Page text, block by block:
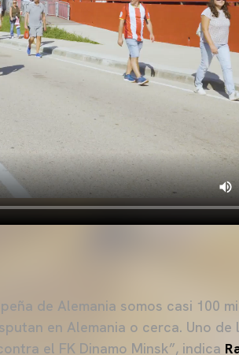
de Alemania somos casi 100
en Alemania o cerca. Uno de
el FK Dinamo Minsk”, indica